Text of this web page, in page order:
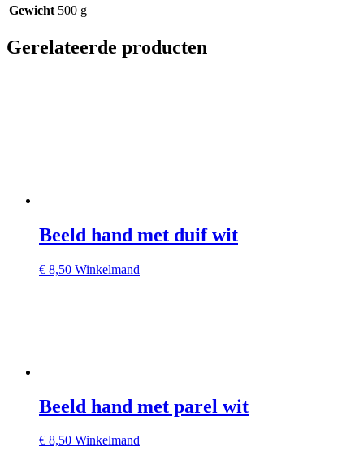
Gewicht 500 g
Gerelateerde producten
Beeld hand met duif wit
€ 8,50 Winkelmand
Beeld hand met parel wit
€ 8,50 Winkelmand